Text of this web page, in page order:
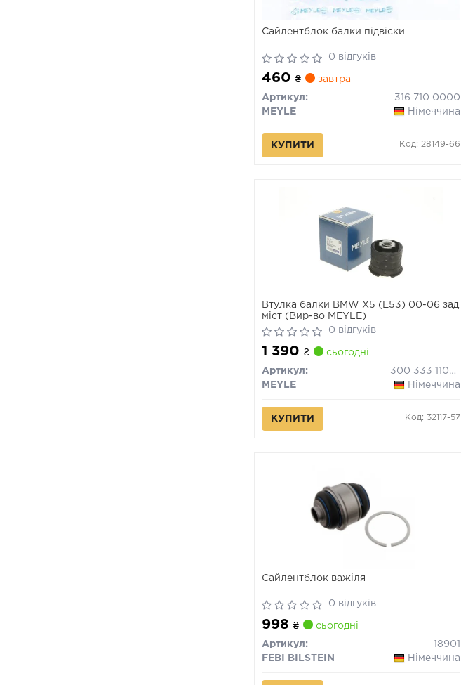
Сайлентблок балки підвіски
0 відгуків
460 ₴ завтра
Артикул:
316 710 0000
MEYLE
Німеччина
КУПИТИ Код: 28149-66
Втулка балки BMW X5 (E53) 00-06 зад.
міст (Вир-во MEYLE)
0 відгуків
1 390 ₴ сьогодні
Артикул:
300 333 1105/HD
MEYLE
Німеччина
КУПИТИ Код: 32117-57
Сайлентблок важіля
0 відгуків
998 ₴ сьогодні
Артикул:
18901
FEBI BILSTEIN
Німеччина